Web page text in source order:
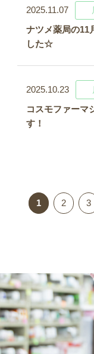
2025.11.07
ナツメ薬局の11
した☆
2025.10.23
コスモファーマ
す！
1 2 3